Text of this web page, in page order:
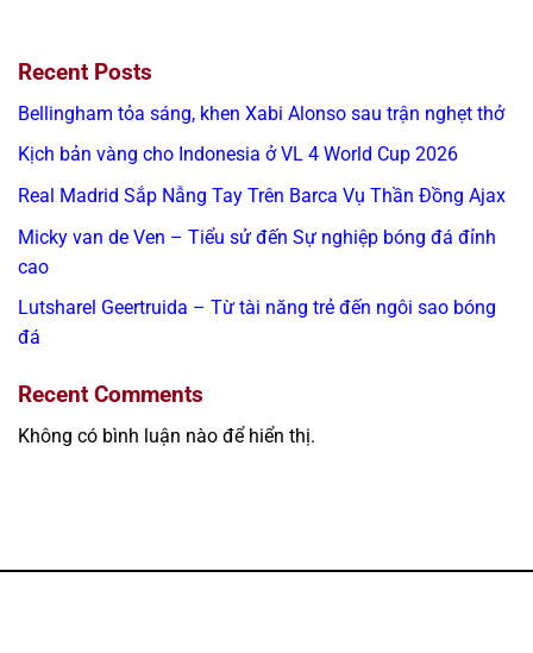
Recent Posts
Bellingham tỏa sáng, khen Xabi Alonso sau trận nghẹt thở
Kịch bản vàng cho Indonesia ở VL 4 World Cup 2026
Real Madrid Sắp Nẫng Tay Trên Barca Vụ Thần Đồng Ajax
Micky van de Ven – Tiểu sử đến Sự nghiệp bóng đá đỉnh
cao
Lutsharel Geertruida – Từ tài năng trẻ đến ngôi sao bóng
đá
Recent Comments
Không có bình luận nào để hiển thị.